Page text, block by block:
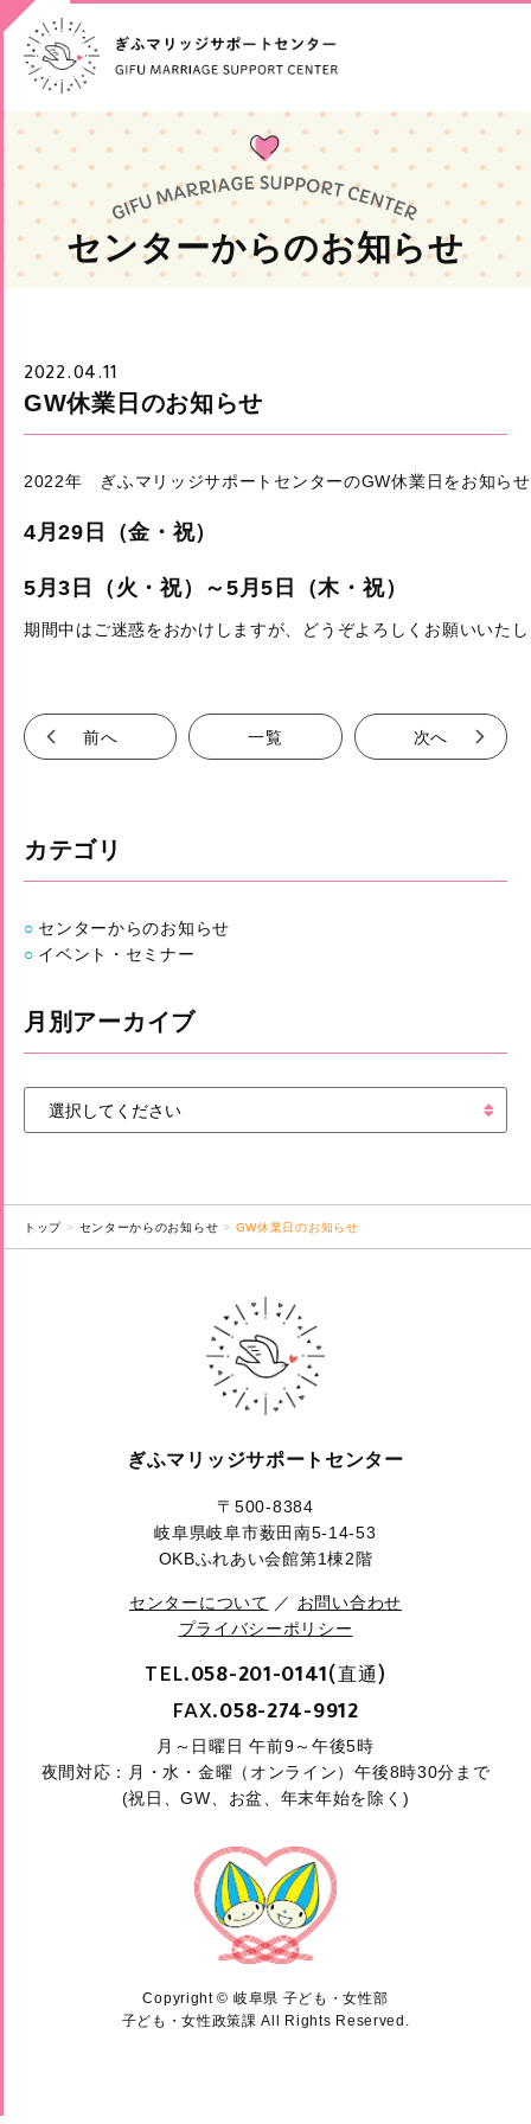
センターからのお知らせ
2022.04.11
GW休業日のお知らせ
2022年　ぎふマリッジサポートセンターのGW休業日をお知ら
4月29日（金・祝）
5月3日（火・祝）～5月5日（木・祝）
期間中はご迷惑をおかけしますが、どうぞよろしくお願いいた
前へ 一覧 次へ
カテゴリ
センターからのお知らせ
イベント・セミナー
月別アーカイブ
トップ センターからのお知らせ GW休業日のお知らせ
ぎふマリッジサポートセンター
〒500-8384
岐阜県岐阜市薮田南5-14-53
OKBふれあい会館第1棟2階
センターについて ／ お問い合わせ
プライバシーポリシー
TEL.058-201-0141(直通)
FAX.058-274-9912
月～日曜日 午前9～午後5時
夜間対応：月・水・金曜（オンライン）午後8時30分まで
(祝日、GW、お盆、年末年始を除く)
Copyright © 岐阜県 子ども・女性部
子ども・女性政策課 All Rights Reserved.